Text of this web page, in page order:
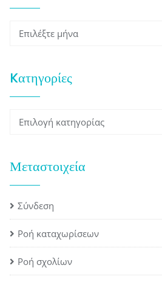
Ιστορικό
Kατηγορίες
Kατηγορίες
Μεταστοιχεία
Σύνδεση
Ροή καταχωρίσεων
Ροή σχολίων